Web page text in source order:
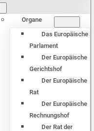
Organe
Das Europäische
Parlament
Der Europäische
Gerichtshof
Der Europäische
Rat
Der Europäische
Rechnungshof
Der Rat der